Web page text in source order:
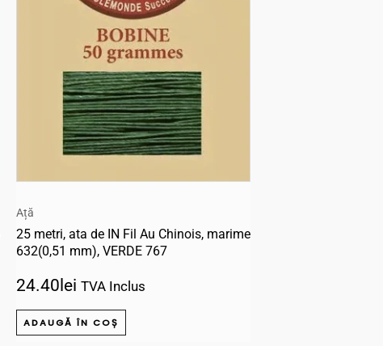
Ață
25 metri, ata de IN Fil Au Chinois, marime
632(0,51 mm), VERDE 767
24.40 lei TVA Inclus
ADAUGĂ ÎN COȘ